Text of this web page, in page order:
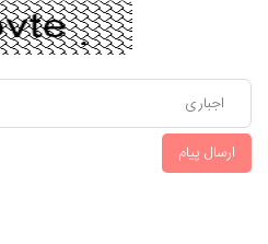
ارسال پیام